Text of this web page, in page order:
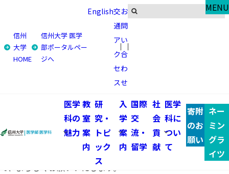
信州
大学
HOME
信州大学 医学
部ポータルペー
ジへ
English交
通
ア
ク
セ
ス
お
問
い
合
わ
せ
医学
科の
魅力
教
室
案
内
研
究・
トピ
ック
ス
入
学
案
内
国際
交
流・
留学
社
会
貢
献
医学
科に
つい
て
寄附
のお
願い
ネー
ミン
グラ
イツ
Alumni
各種証明書発行について
HOME 卒業生の方へ 各種証明書発行について
各種証明書の発行にあたって、従来、身分証明書の提示や委任
観点から、ご本人の意思によるお申込みであることを確認させ
ていただくこととなりました。
このため、各種証明書を請求する場合には、公的機関発行の身
分証明書や委任状の提出等をお願いすることになりましたの
で、よろしくお願いいたします。
MENU